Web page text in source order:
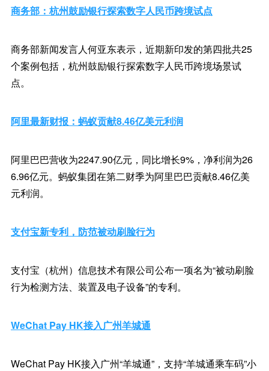
商务部：杭州鼓励银行探索数字人民币跨境试点
商务部新闻发言人何亚东表示，近期新印发的第四批共25
个案例包括，杭州鼓励银行探索数字人民币跨境场景试
点。
阿里最新财报：蚂蚁贡献8.46亿美元利润
阿里巴巴营收为2247.90亿元，同比增长9%，净利润为26
6.96亿元。蚂蚁集团在第二财季为阿里巴巴贡献8.46亿美
元利润。
支付宝新专利，防范被动刷脸行为
支付宝（杭州）信息技术有限公司公布一项名为“被动刷脸
行为检测方法、装置及电子设备”的专利。
WeChat Pay HK接入广州羊城通
WeChat Pay HK接入广州“羊城通”，支持“羊城通乘车码”小